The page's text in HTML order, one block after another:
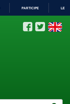
PARTICIPE